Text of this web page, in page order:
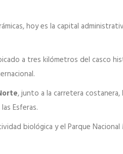
hoy es la capital
a tres kilómetros del casco
, junto a la carretera
Esferas.
biológica y el Parque